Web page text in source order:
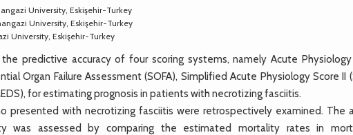
University, Eskişehir-Turkey
University, Eskişehir-Turkey
University, Eskişehir-Turkey
the predictive accuracy of four scoring systems, namely Acute
Organ Failure Assessment (SOFA), Simplified Acute Physiology Score II
for estimating prognosis in patients with necrotizing fasciitis.
presented with necrotizing fasciitis were retrospectively examined. The
was assessed by comparing the estimated mortality rates in